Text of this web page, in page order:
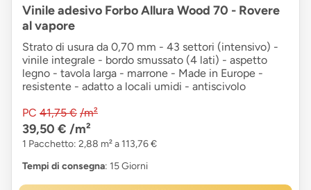
Vinile adesivo Forbo Allura Wood 70 - Rovere
al vapore
Strato di usura da 0,70 mm - 43 settori (intensivo) -
vinile integrale - bordo smussato (4 lati) - aspetto
legno - tavola larga - marrone - Made in Europe -
resistente - adatto a locali umidi - antiscivolo
PC 41,75 € /m²
39,50 € /m²
1 Pacchetto: 2,88 m² a 113,76 €
Tempi di consegna: 15 Giorni